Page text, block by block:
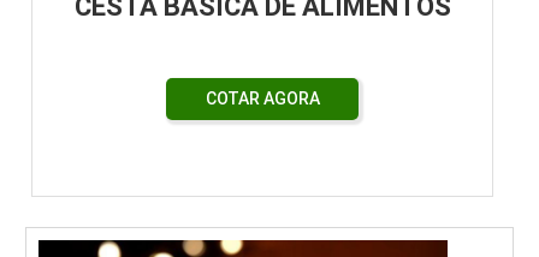
CESTA BÁSICA DE ALIMENTOS
COTAR AGORA